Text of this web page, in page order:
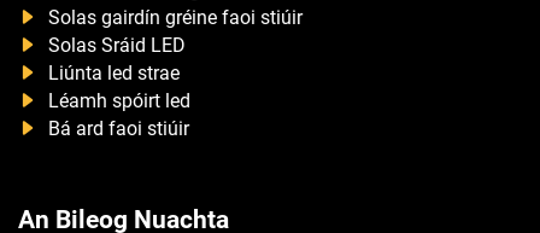
Solas gairdín gréine faoi stiúir
Solas Sráid LED
Liúnta led strae
Léamh spóirt led
Bá ard faoi stiúir
An Bileog Nuachta